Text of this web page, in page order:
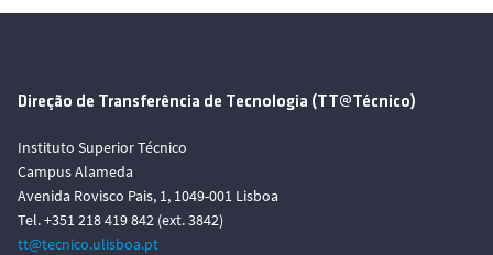
Direção de Transferência de Tecnologia (TT@Técnico)
Instituto Superior Técnico
Campus Alameda
Avenida Rovisco Pais, 1, 1049-001 Lisboa
Tel. +351 218 419 842 (ext. 3842)
tt@tecnico.ulisboa.pt